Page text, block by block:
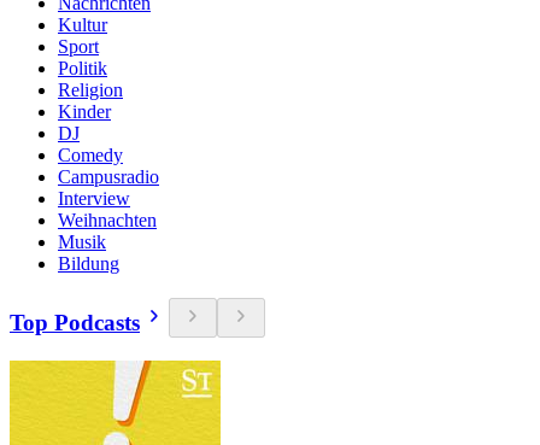
Kultur
Sport
Politik
Religion
Kinder
DJ
Comedy
Campusradio
Interview
Weihnachten
Musik
Bildung
Top Podcasts